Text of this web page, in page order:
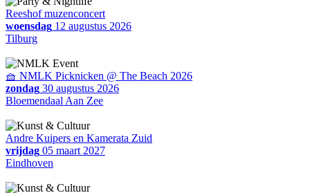
Reeshof muzenconcert
woensdag 12 augustus 2026
Tilburg
🧺 NMLK Picknicken @ The Beach 2026
zondag 30 augustus 2026
Bloemendaal Aan Zee
Andre Kuipers en Kamerata Zuid
vrijdag 05 maart 2027
Eindhoven